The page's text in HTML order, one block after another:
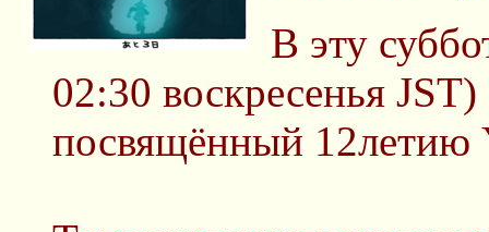
В эту
02:30 воскресенья
посвящённый 12летию